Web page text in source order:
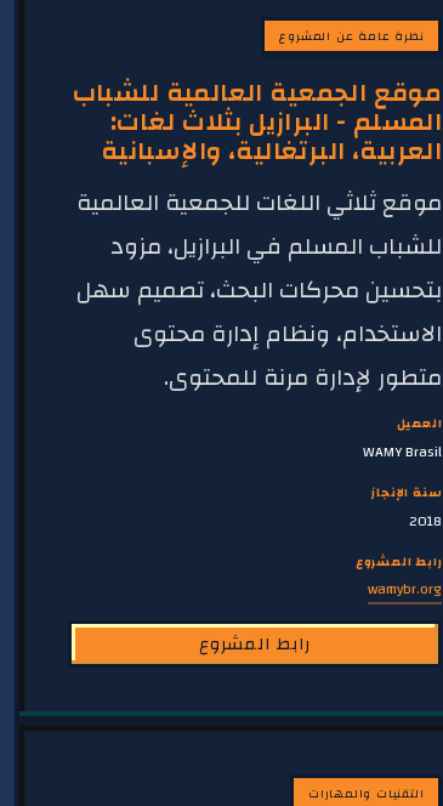
نظرة عامة عن المشروع
موقع الجمعية العالمية للشباب
المسلم - البرازيل بثلاث لغات:
العربية، البرتغالية، والإسبانية
موقع ثلاثي اللغات للجمعية العالمية
للشباب المسلم في البرازيل، مزود
بتحسين محركات البحث، تصميم سهل
الاستخدام، ونظام إدارة محتوى
متطور لإدارة مرنة للمحتوى.
العميل
WAMY Brasil
سنة الإنجاز
2018
رابط المشروع
wamybr.org
رابط المشروع
التقنيات والمهارات